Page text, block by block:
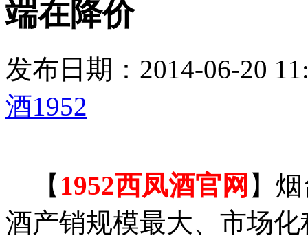
端在降价
发布日期：2014-06-20
酒1952
【 1952西凤酒官网 】
酒产销规模最大、市场